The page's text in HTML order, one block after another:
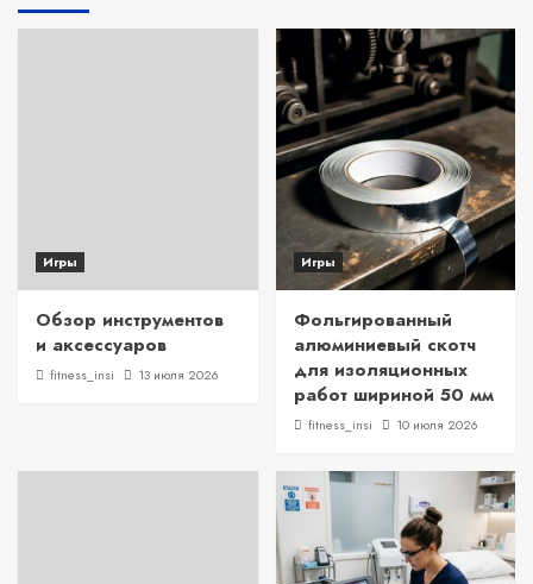
Игры
Обзор инструментов
и аксессуаров
fitness_insi 13 июля 2026
Игры
Фольгированный
алюминиевый скотч
для изоляционных
работ шириной 50 мм
fitness_insi 10 июля 2026